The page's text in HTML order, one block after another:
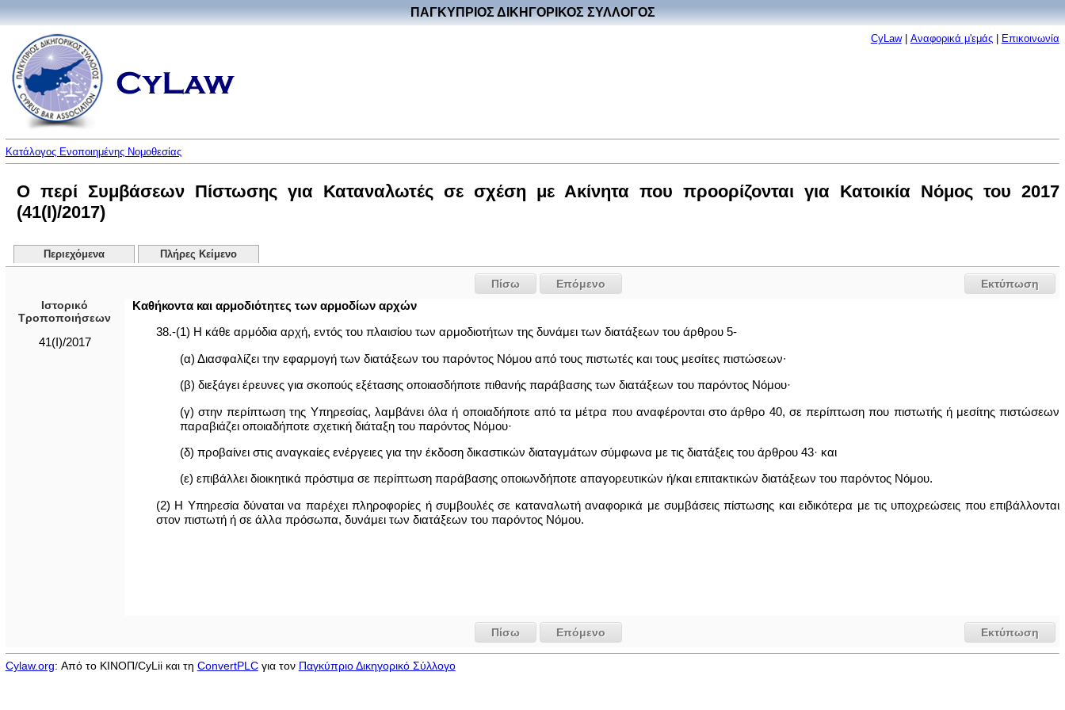
ΠΑΓΚΥΠΡΙΟΣ ΔΙΚΗΓΟΡΙΚΟΣ ΣΥΛΛΟΓΟΣ
CyLaw| Αναφορικά μ'εμάς| Επικοινωνία
Κατάλογος Ενοποιημένης Νομοθεσίας
Ο περί Συμβάσεων Πίστωσης για Καταναλωτές σε σχέση με Ακίνητα που προορίζονται για Κατοικία Νόμος του 2017
(41(I)/2017)
Περιεχόμενα Πλήρες Κείμενο
Εκτύπωση
Πίσω
Επόμενο
Ιστορικό
Τροποποιήσεων
41(I)/2017
Καθήκοντα και αρμοδιότητες των αρμοδίων αρχών
38.-(1) Η κάθε αρμόδια αρχή, εντός του πλαισίου των αρμοδιοτήτων της δυνάμει των διατάξεων του άρθρου 5-
(α) Διασφαλίζει την εφαρμογή των διατάξεων του παρόντος Νόμου από τους πιστωτές και τους μεσίτες πιστώσεων∙
(β) διεξάγει έρευνες για σκοπούς εξέτασης οποιασδήποτε πιθανής παράβασης των διατάξεων του παρόντος Νόμου·
(γ) στην περίπτωση της Υπηρεσίας, λαμβάνει όλα ή οποιαδήποτε από τα μέτρα που αναφέρονται στο άρθρο 40, σε περίπτωση που πιστωτής ή μεσίτης πιστώσεων
παραβιάζει οποιαδήποτε σχετική διάταξη του παρόντος Νόμου·
(δ) προβαίνει στις αναγκαίες ενέργειες για την έκδοση δικαστικών διαταγμάτων σύμφωνα με τις διατάξεις του άρθρου 43· και
(ε) επιβάλλει διοικητικά πρόστιμα σε περίπτωση παράβασης οποιωνδήποτε απαγορευτικών ή/και επιτακτικών διατάξεων του παρόντος Νόμου.
(2) Η Υπηρεσία δύναται να παρέχει πληροφορίες ή συμβουλές σε καταναλωτή αναφορικά με συμβάσεις πίστωσης και ειδικότερα με τις υποχρεώσεις που επιβάλλονται
στον πιστωτή ή σε άλλα πρόσωπα, δυνάμει των διατάξεων του παρόντος Νόμου.
Εκτύπωση
Πίσω Επόμενο
Cylaw.org: Από το ΚΙΝOΠ/CyLii και τη ConvertPLCγια τον Παγκύπριο Δικηγορικό Σύλλογο